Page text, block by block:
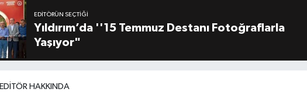
EDITÖRÜN SEÇTIĞI
Yıldırım’da ''15 Temmuz Destanı Fotoğraflarla
Yaşıyor"
EDITÖR HAKKINDA